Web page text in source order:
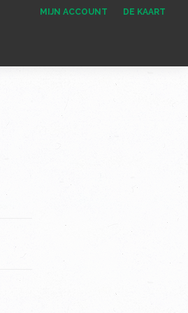
MIJN ACCOUNT DE KAART